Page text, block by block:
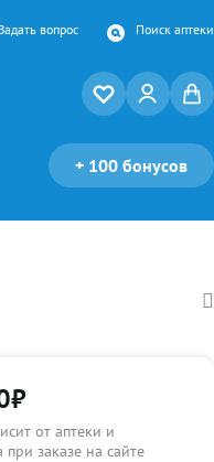
вопрос Поиск аптеки
+ 100 бонусов
₽
от аптеки и
при заказе на сайте